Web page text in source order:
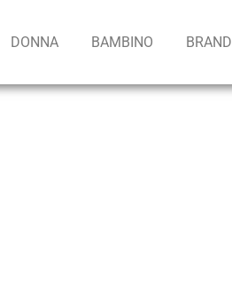
DONNA BAMBINO BRAND